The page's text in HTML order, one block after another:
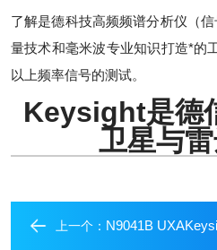
了解是德科技高频频谱分析仪（
量技术和毫米波专业知识打造*的
以上频率信号的测试。
Keysight是德
卫星与
上一个： N9041B UXAKeysight